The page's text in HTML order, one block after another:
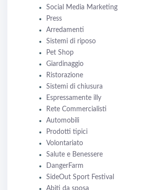
Social Media Marketing
Press
Arredamenti
Sistemi di riposo
Pet Shop
Giardinaggio
Ristorazione
Sistemi di chiusura
Espressamente illy
Rete Commercialisti
Automobili
Prodotti tipici
Volontariato
Salute e Benessere
DangerFarm
SideOut Sport Festival
Abiti da sposa